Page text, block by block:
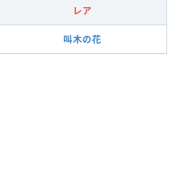
レア
叫木の花